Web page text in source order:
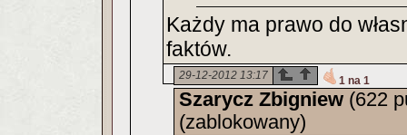
Każdy ma prawo do
faktów.
29-12-2012 13:17 1 na 1
Szarycz Zbigniew (622
(zablokowany)